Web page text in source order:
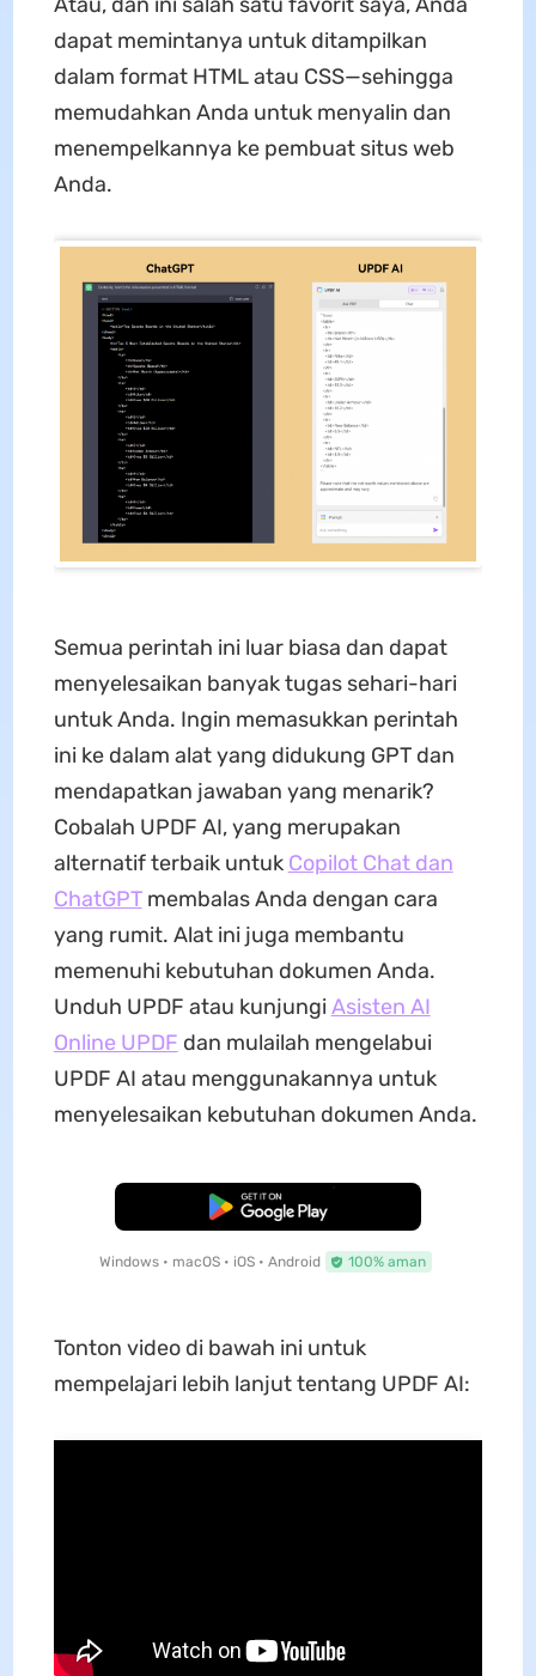
dapat memintanya untuk ditampilkan
dalam format HTML atau CSS—sehingga
memudahkan Anda untuk menyalin dan
menempelkannya ke pembuat situs web
Anda.
Semua perintah ini luar biasa dan dapat
menyelesaikan banyak tugas sehari-hari
untuk Anda. Ingin memasukkan perintah
ini ke dalam alat yang didukung GPT dan
mendapatkan jawaban yang menarik?
Cobalah UPDF AI, yang merupakan
alternatif terbaik untuk Copilot Chat dan
ChatGPTmembalas Anda dengan cara
yang rumit. Alat ini juga membantu
memenuhi kebutuhan dokumen Anda.
Unduh UPDF atau kunjungiAsisten AI
Online UPDF dan mulailah mengelabui
UPDF AI atau menggunakannya untuk
menyelesaikan kebutuhan dokumen Anda.
Unduh Gratis
Windows • macOS • iOS • Android 100% aman
Tonton video di bawah ini untuk
mempelajari lebih lanjut tentang UPDF AI: